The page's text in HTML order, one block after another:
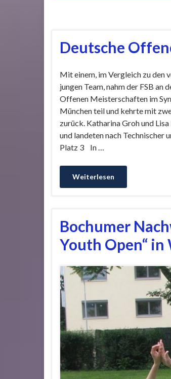
Deutsche
Mit einem, im Vergleich zu den
jungen Team, nahm der FSB an
Offenen Meisterschaften im
München teil und kehrte mit
zurück. Katharina Groh und
und landeten nach Technischer
Platz 3 In …
Weiterlesen
Bochumer
Youth Open“ in